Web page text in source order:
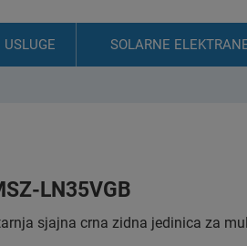
USLUGE SOLARNE
LN35VGB
sjajna crna zidna jedinica za